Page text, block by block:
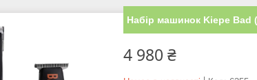
Набір машинок Kiepe Bad
4 980 ₴